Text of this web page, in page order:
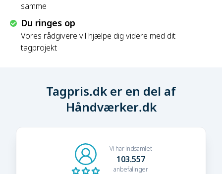
samme
Du ringes op
Vores rådgivere vil hjælpe dig videre med dit
tagprojekt
Tagpris.dk er en del af
Håndværker.dk
Vi har indsamlet
103.557
anbefalinger